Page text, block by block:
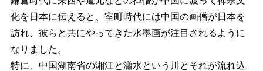
化を日本に伝えると、室町時代には中国の画僧が日本を
訪れ、彼らと共にやってきた水墨画が注目されるように
なりました。
特に、中国湖南省の湘江と瀟水という川とそれが流れ込